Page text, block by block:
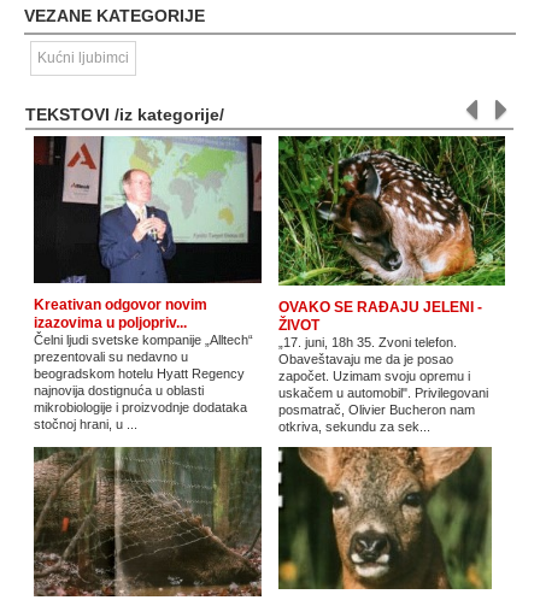
VEZANE KATEGORIJE
Kućni ljubimci
TEKSTOVI /iz kategorije/
Kreativan odgovor novim
izazovima u poljopriv...
Čelni ljudi svetske kompanije „Alltech“
prezentovali su nedavno u
beogradskom hotelu Hyatt Regency
najnovija dostignuća u oblasti
mikrobiologije i proizvodnje dodataka
stočnoj hrani, u ...
OVAKO SE RAĐAJU JELENI -
ŽIVOT
„17. juni, 18h 35. Zvoni telefon.
Obaveštavaju me da je posao
započet. Uzimam svoju opremu i
uskačem u automobil". Privilegovani
posmatrač, Olivier Bucheron nam
otkriva, sekundu za sek...